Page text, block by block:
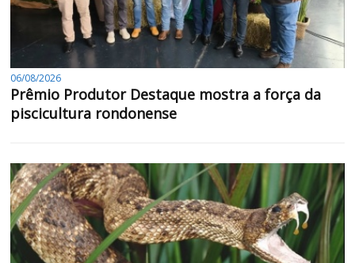
06/08/2026
Prêmio Produtor Destaque mostra a força da
piscicultura rondonense